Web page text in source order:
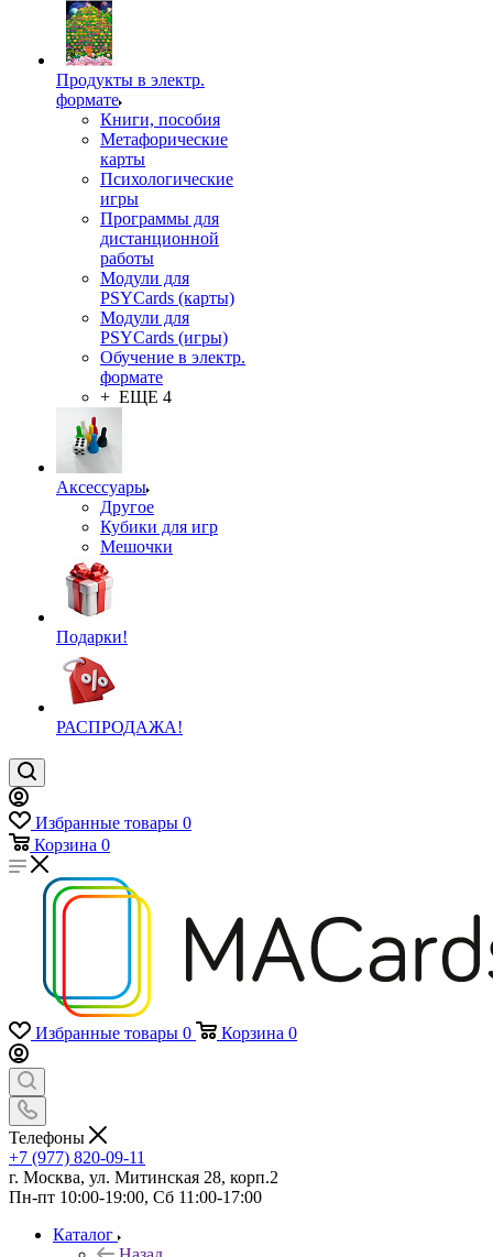
Продукты в электр.
формате
Книги, пособия
Метафорические
карты
Психологические
игры
Программы для
дистанционной
работы
Модули для
PSYCards (карты)
Модули для
PSYCards (игры)
Обучение в электр.
формате
+ ЕЩЕ 4
Аксессуары
Другое
Кубики для игр
Мешочки
Подарки!
РАСПРОДАЖА!
Избранные товары 0
Корзина 0
Избранные товары 0 Корзина 0
Телефоны
+7 (977) 820-09-11
г. Москва, ул. Митинская 28, корп.2
Пн-пт 10:00-19:00, Сб 11:00-17:00
Каталог